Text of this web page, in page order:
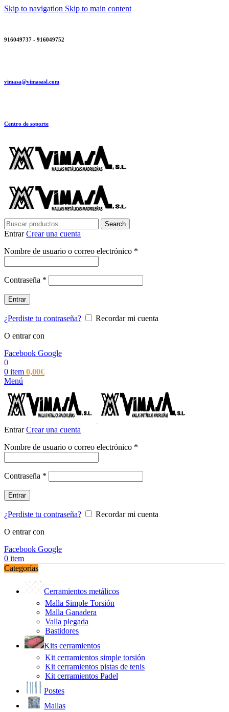
Skip to navigation Skip to main content
916049737 - 916049752
vimasa@vimasasl.com
Centro de soporte
Search
EntrarCrear una cuenta
Nombre de usuario o correo electrónico *
Contraseña *
Entrar
¿Perdiste tu contraseña?
Recordar mi cuenta
O entrar con
Facebook Google
0
0 item 0,00€
Menú
EntrarCrear una cuenta
Nombre de usuario o correo electrónico *
Contraseña *
Entrar
¿Perdiste tu contraseña?
Recordar mi cuenta
O entrar con
Facebook Google
0 item
Categorías
Cerramientos metálicos
Malla Simple Torsión
Malla Ganadera
Valla plegada
Bastidores
Kits cerramientos
Kit cerramientos simple torsión
Kit cerramientos pistas de tenis
Kit cerramientos Padel
Postes
Mallas